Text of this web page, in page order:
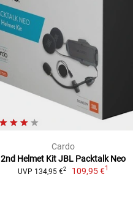
Cardo
2nd Helmet Kit JBL Packtalk Neo
UVP 134,95 €2 109,95 €1